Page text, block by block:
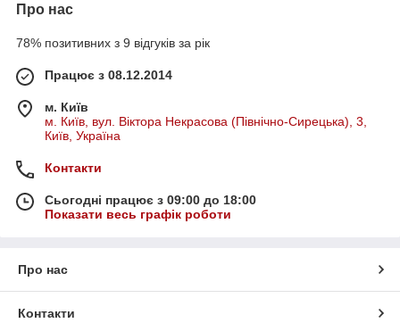
Про нас
78% позитивних з 9 відгуків за рік
Працює з 08.12.2014
м. Київ
м. Київ, вул. Віктора Некрасова (Північно-Сирецька), 3,
Київ, Україна
Контакти
Сьогодні працює з 09:00 до 18:00
Показати весь графік роботи
Про нас
Контакти